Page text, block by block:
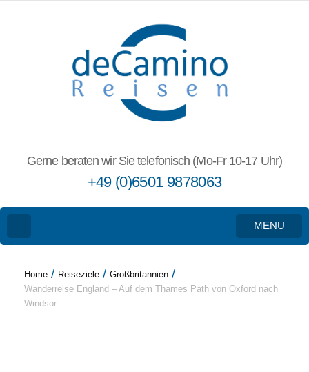
Gerne beraten wir Sie telefonisch (Mo-Fr 10-17 Uhr)
+49 (0)6501 9878063
MENU
Home / Reiseziele / Großbritannien /
Wanderreise England – Auf dem Thames Path von Oxford nach
Windsor